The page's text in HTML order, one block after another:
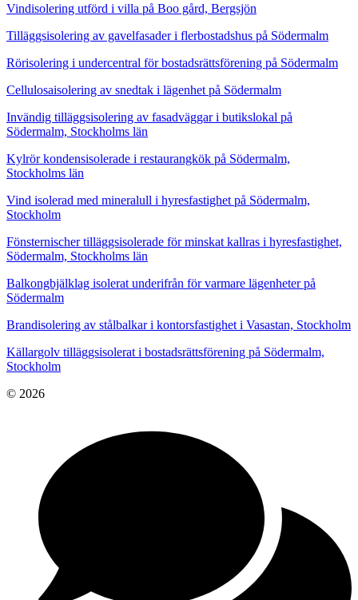
Vindisolering utförd i villa på Boo gård, Bergsjön
Tilläggsisolering av gavelfasader i flerbostadshus på Södermalm
Rörisolering i undercentral för bostadsrättsförening på Södermalm
Cellulosaisolering av snedtak i lägenhet på Södermalm
Invändig tilläggsisolering av fasadväggar i butikslokal på
Södermalm, Stockholms län
Kylrör kondensisolerade i restaurangkök på Södermalm,
Stockholms län
Vind isolerad med mineralull i hyresfastighet på Södermalm,
Stockholm
Fönsternischer tilläggsisolerade för minskat kallras i hyresfastighet,
Södermalm, Stockholms län
Balkongbjälklag isolerat underifrån för varmare lägenheter på
Södermalm
Brandisolering av stålbalkar i kontorsfastighet i Vasastan, Stockholm
Källargolv tilläggsisolerat i bostadsrättsförening på Södermalm,
Stockholm
© 2026